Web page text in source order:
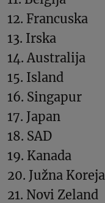
12. Francuska
13. Irska
14. Australija
15. Island
16. Singapur
17. Japan
18. SAD
19. Kanada
20. Južna Koreja
21. Novi Zeland